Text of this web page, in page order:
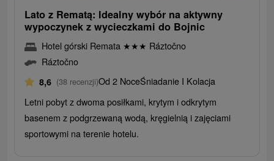
Lato z Rematą: Idealny wybór na aktywny
wypoczynek z wycieczkami do Bojnic
Hotel górski Remata ★★★ Ráztočno
Ráztočno
8,6 (38 recenzji)Od 2 NoceŚniadanie I Kolacja
Letni pobyt z dwoma posiłkami, krytym i odkrytym
basenem z podgrzewaną wodą, kręgielnią i zajęciami
sportowymi na terenie hotelu.